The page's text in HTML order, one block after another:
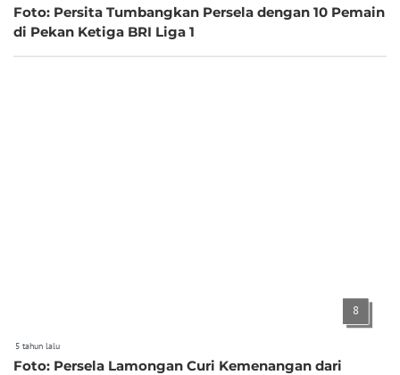
Foto: Persita Tumbangkan Persela dengan 10 Pemain
di Pekan Ketiga BRI Liga 1
8
5 tahun lalu
Foto: Persela Lamongan Curi Kemenangan dari